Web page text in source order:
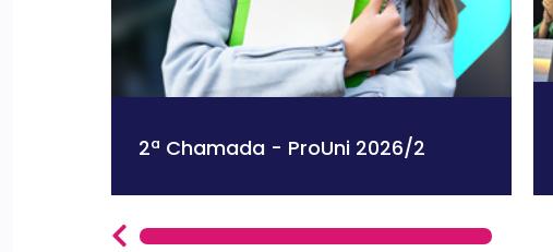
2ª Chamada - ProUni 2026/2